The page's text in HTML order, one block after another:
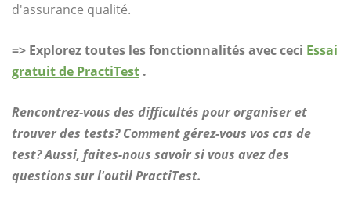
d'assurance qualité.
=> Explorez toutes les fonctionnalités avec ceci Essai
gratuit de PractiTest .
Rencontrez-vous des difficultés pour organiser et
trouver des tests? Comment gérez-vous vos cas de
test? Aussi, faites-nous savoir si vous avez des
questions sur l'outil PractiTest.